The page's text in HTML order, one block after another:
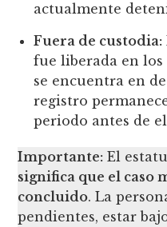
actualmente
Fuera de custodia:
fue liberada en
se encuentra en
registro
periodo antes de
Importante: El
significa que el caso
concluido. La
pendientes, estar